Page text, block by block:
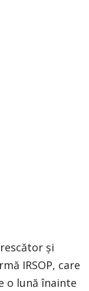
şi
IRSOP, care
o lună înainte